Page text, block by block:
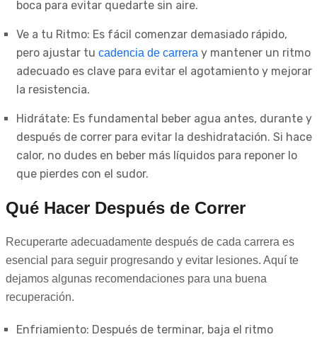
boca para evitar quedarte sin aire.
Ve a tu Ritmo: Es fácil comenzar demasiado rápido,
pero ajustar tu cadencia de carreray mantener un ritmo
adecuado es clave para evitar el agotamiento y mejorar
la resistencia.
Hidrátate: Es fundamental beber agua antes, durante y
después de correr para evitar la deshidratación. Si hace
calor, no dudes en beber más líquidos para reponer lo
que pierdes con el sudor.
Qué Hacer Después de Correr
Recuperarte adecuadamente después de cada carrera es
esencial para seguir progresando y evitar lesiones. Aquí te
dejamos algunas recomendaciones para una buena
recuperación.
Enfriamiento: Después de terminar, baja el ritmo